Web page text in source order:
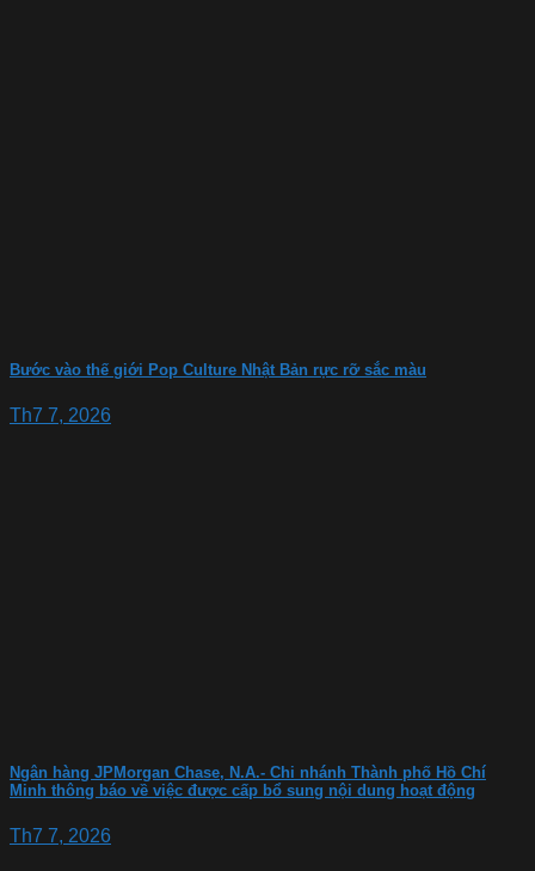
Bước vào thế giới Pop Culture Nhật Bản rực rỡ sắc màu
Th7 7, 2026
Ngân hàng JPMorgan Chase, N.A.- Chi nhánh Thành phố Hồ Chí
Minh thông báo về việc được cấp bổ sung nội dung hoạt động
Th7 7, 2026